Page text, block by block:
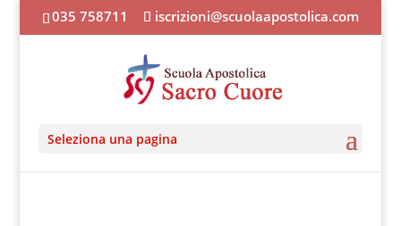
035 758711 iscrizioni@scuolaapostolica.com
Seleziona una pagina